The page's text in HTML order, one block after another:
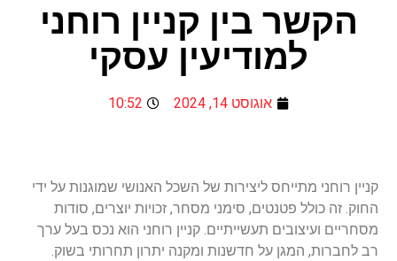
הקשר בין קניין רוחני
למודיעין עסקי
אוגוסט 14, 2024 10:52
קניין רוחני מתייחס ליצירות של השכל האנושי שמוגנות על ידי
החוק. זה כולל פטנטים, סימני מסחר, זכויות יוצרים, סודות
מסחריים ועיצובים תעשייתיים. קניין רוחני הוא נכס בעל ערך
רב לחברות, המגן על חדשנות ומקנה יתרון תחרותי בשוק.